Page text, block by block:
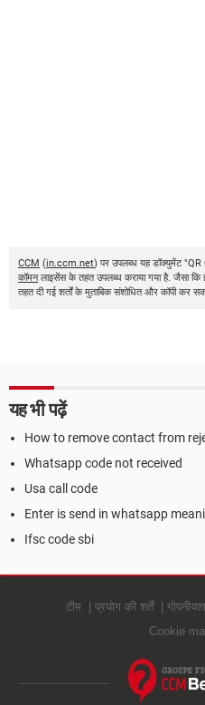
CCM (in.ccm.net) पर उपलब्ध यह डॉक्युमेंट
कॉमनलाइसेंस के तहत उपलब्ध कराया गया है. जैसा
तहत दी गई शर्तों के मुताबिक संशोधित और कॉपी कर
यह भी पढ़ें
How to remove contact from
Whatsapp code not received
Usa call code
Enter is send in whatsapp
Ifsc code sbi
टीम प्रयोग की शर्तें
Cookie